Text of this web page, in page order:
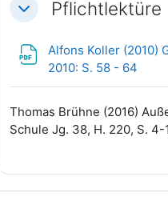
EinklappenPflichtlektüre
Alfons Koller (2010)
2010: S. 58 - 64
Thomas Brühne (2016)
Schule Jg. 38, H. 220, S. 4-